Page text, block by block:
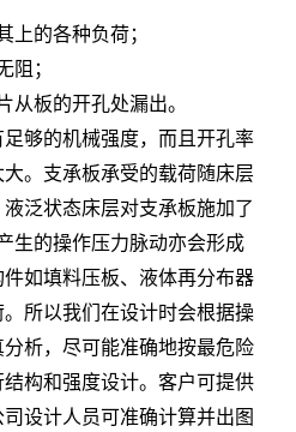
上的各种负荷；
阻；
从板的开孔处漏出。
足够的机械强度，而且开孔率
。支承板承受的载荷随床层
泛状态床层对支承板施加了
生的操作压力脉动亦会形成
如填料压板、液体再分布器
所以我们在设计时会根据操
析，尽可能准确地按最危险
构和强度设计。客户可提供
设计人员可准确计算并出图